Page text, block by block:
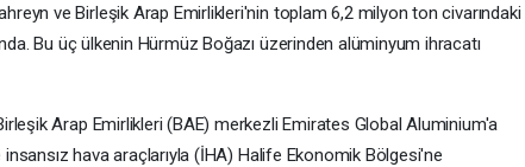
ve Birleşik Arap Emirlikleri'nin toplam 6,2 milyon ton civarındaki
Bu üç ülkenin Hürmüz Boğazı üzerinden alüminyum ihracatı
Arap Emirlikleri (BAE) merkezli Emirates Global Aluminium'a
hava araçlarıyla (İHA) Halife Ekonomik Bölgesi'ne